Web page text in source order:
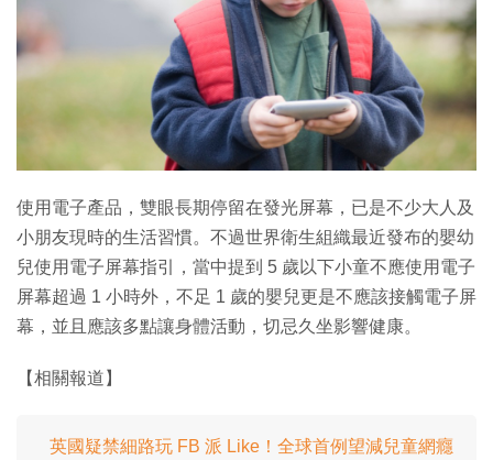
使用電子產品，雙眼長期停留在發光屏幕，已是不少大人及
小朋友現時的生活習慣。不過世界衛生組織最近發布的嬰幼
兒使用電子屏幕指引，當中提到 5 歲以下小童不應使用電子
屏幕超過 1 小時外，不足 1 歲的嬰兒更是不應該接觸電子屏
幕，並且應該多點讓身體活動，切忌久坐影響健康。
【相關報道】
英國疑禁細路玩 FB 派 Like！全球首例望減兒童網癮